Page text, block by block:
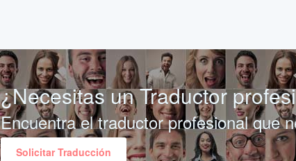
¿Necesitas un Traductor
Encuentra el traductor profesional que
Solicitar Traducción